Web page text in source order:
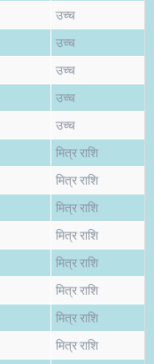
उच्च
उच्च
उच्च
उच्च
उच्च
मित्र राशि
मित्र राशि
मित्र राशि
मित्र राशि
मित्र राशि
मित्र राशि
मित्र राशि
मित्र राशि